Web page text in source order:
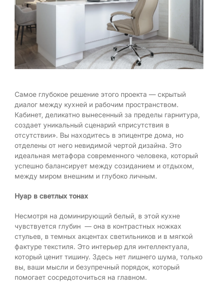
Самое глубокое решение этого проекта — скрытый
диалог между кухней и рабочим пространством.
Кабинет, деликатно вынесенный за пределы гарнитура,
создает уникальный сценарий «присутствия в
отсутствии». Вы находитесь в эпицентре дома, но
отделены от него невидимой чертой дизайна. Это
идеальная метафора современного человека, который
успешно балансирует между созиданием и отдыхом,
между миром внешним и глубоко личным.
Нуар в светлых тонах
Несмотря на доминирующий белый, в этой кухне
чувствуется глубин — она в контрастных ножках
стульев, в темных акцентах светильников и в мягкой
фактуре текстиля. Это интерьер для интеллектуала,
который ценит тишину. Здесь нет лишнего шума, только
вы, ваши мысли и безупречный порядок, который
помогает сосредоточиться на главном.